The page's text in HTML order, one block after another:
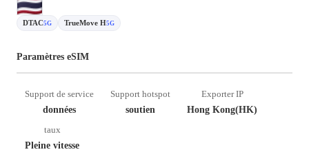
DTAC5G TrueMove H5G
Paramètres eSIM
Support de service
données
Support hotspot
soutien
Exporter IP
Hong Kong(HK)
taux
Pleine vitesse